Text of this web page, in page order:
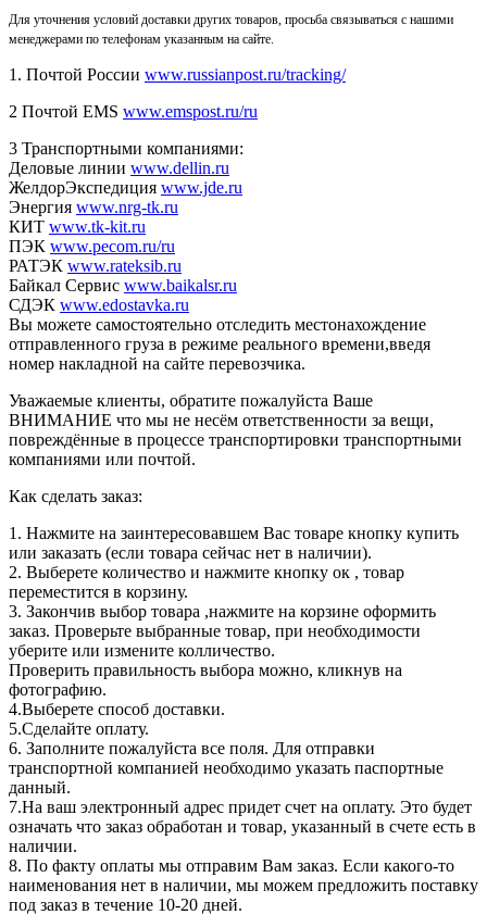
Для уточнения условий доставки других товаров, просьба связываться с нашими
менеджерами по телефонам указанным на сайте.
1. Почтой России www.russianpost.ru/tracking/
2 Почтой EMS www.emspost.ru/ru
3 Транспортными компаниями:
Деловые линии www.dellin.ru
ЖелдорЭкспедиция www.jde.ru
Энергия www.nrg-tk.ru
КИТ www.tk-kit.ru
ПЭК www.pecom.ru/ru
РАТЭК www.rateksib.ru
Байкал Сервис www.baikalsr.ru
СДЭК www.edostavka.ru
Вы можете самостоятельно отследить местонахождение
отправленного груза в режиме реального времени,введя
номер накладной на сайте перевозчика.
Уважаемые клиенты, обратите пожалуйста Ваше
ВНИМАНИЕ что мы не несём ответственности за вещи,
повреждённые в процессе транспортировки транспортными
компаниями или почтой.
Как сделать заказ:
1. Нажмите на заинтересовавшем Вас товаре кнопку купить
или заказать (если товара сейчас нет в наличии).
2. Выберете количество и нажмите кнопку ок , товар
переместится в корзину.
3. Закончив выбор товара ,нажмите на корзине оформить
заказ. Проверьте выбранные товар, при необходимости
уберите или измените колличество.
Проверить правильность выбора можно, кликнув на
фотографию.
4.Выберете способ доставки.
5.Сделайте оплату.
6. Заполните пожалуйста все поля. Для отправки
транспортной компанией необходимо указать паспортные
данный.
7.На ваш электронный адрес придет счет на оплату. Это будет
означать что заказ обработан и товар, указанный в счете есть в
наличии.
8. По факту оплаты мы отправим Вам заказ. Если какого-то
наименования нет в наличии, мы можем предложить поставку
под заказ в течение 10-20 дней.